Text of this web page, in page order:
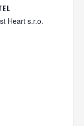
Heart s.r.o.